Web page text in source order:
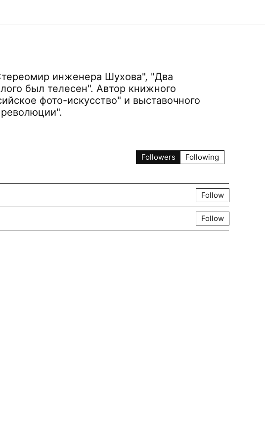
инженера Шухова", "Два
был телесен". Автор книжного
фото-искусство" и выставочного
Followers Following
Follow
Follow